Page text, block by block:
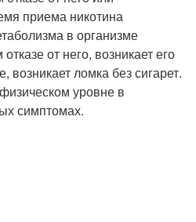
приема никотина
в организме
от него, возникает его
возникает ломка без сигарет.
уровне в
симптомах.